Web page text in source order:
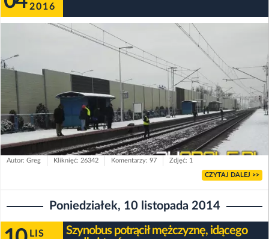
2016
Autor: Greg Kliknięć: 26342 Komentarzy: 97 Zdjęć: 1
CZYTAJ DALEJ >>
Poniedziałek, 10 listopada 2014
LIS
Szynobus potrącił mężczyznę, idącego